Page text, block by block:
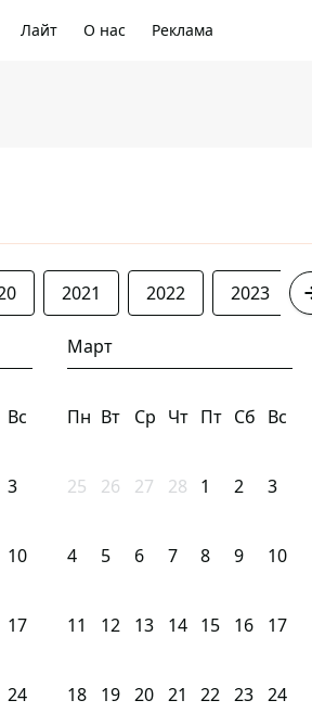
Лайт О нас Реклама
2021 2022 2023
Вс
3
10
17
24
Март
Пн Вт Ср Чт Пт Сб Вс
25 26 27 28 1 2 3
4 5 6 7 8 9 10
11 12 13 14 15 16 17
18 19 20 21 22 23 24